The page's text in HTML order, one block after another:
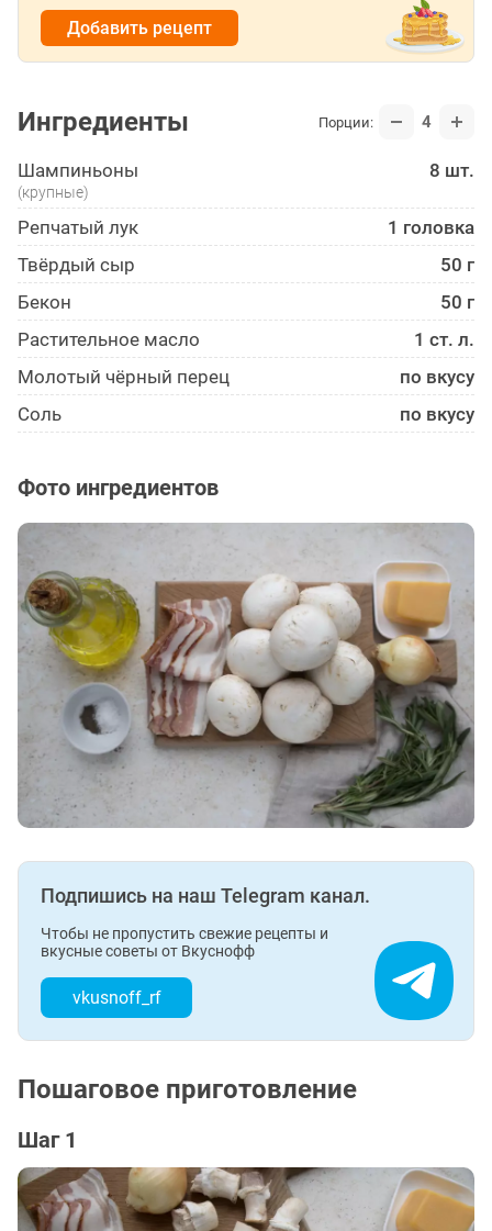
Добавить рецепт
Ингредиенты Порции: 4
Шампиньоны 8 шт.
(крупные)
Репчатый лук
1 головка
Твёрдый сыр
50 г
Бекон
50 г
Растительное масло
1 ст. л.
Молотый чёрный перец
по вкусу
Соль
по вкусу
Фото ингредиентов
Подпишись на наш Telegram канал.
Чтобы не пропустить свежие рецепты и
вкусные советы от Вкуснофф
vkusnoff_rf
Пошаговое приготовление
Шаг 1